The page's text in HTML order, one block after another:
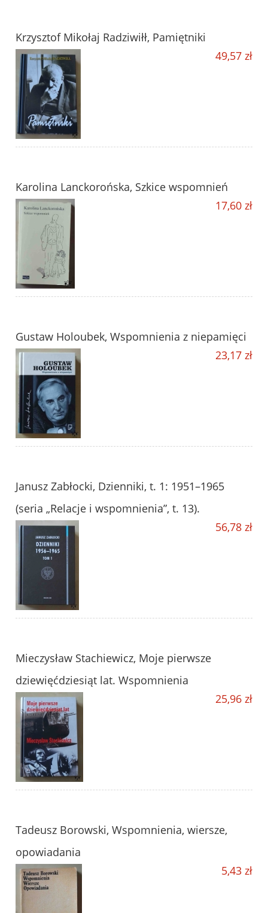
Krzysztof Mikołaj Radziwiłł, Pamiętniki
49,57 zł
Karolina Lanckorońska, Szkice wspomnień
17,60 zł
Gustaw Holoubek, Wspomnienia z niepamięci
23,17 zł
Janusz Zabłocki, Dzienniki, t. 1: 1951–1965
(seria „Relacje i wspomnienia”, t. 13).
56,78 zł
Mieczysław Stachiewicz, Moje pierwsze
dziewięćdziesiąt lat. Wspomnienia
25,96 zł
Tadeusz Borowski, Wspomnienia, wiersze,
opowiadania
5,43 zł